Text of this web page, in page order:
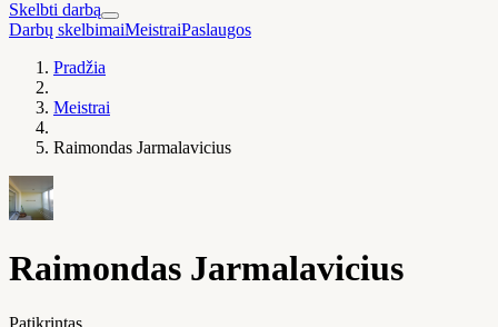
Skelbti darbą
Darbų skelbimaiMeistraiPaslaugos
Pradžia
Meistrai
Raimondas Jarmalavicius
Raimondas Jarmalavicius
Patikrintas